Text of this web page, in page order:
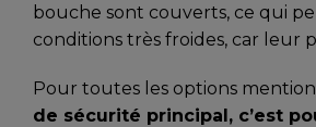
bouche sont couverts, ce qui
conditions très froides, car leur
Pour toutes les options
de sécurité principal, c’est